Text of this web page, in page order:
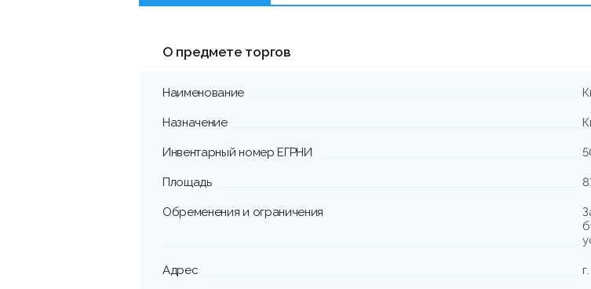
О предмете торгов
Наименование
Назначение
Инвентарный номер ЕГРНИ
Площадь
Обременения и ограничения
Адрес